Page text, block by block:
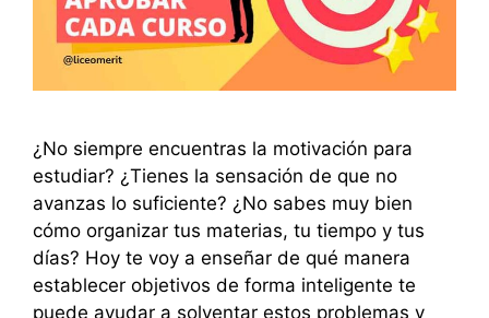
¿No siempre encuentras la motivación para
estudiar? ¿Tienes la sensación de que no
avanzas lo suficiente? ¿No sabes muy bien
cómo organizar tus materias, tu tiempo y tus
días? Hoy te voy a enseñar de qué manera
establecer objetivos de forma inteligente te
puede ayudar a solventar estos problemas y